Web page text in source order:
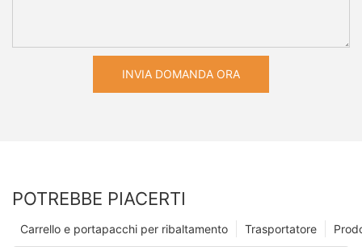
INVIA DOMANDA ORA
POTREBBE PIACERTI
Trasportatore
Carrello e portapacchi per ribaltamento